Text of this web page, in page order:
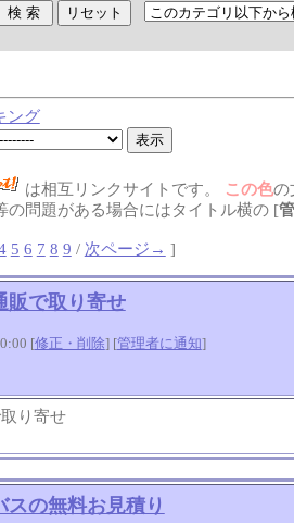
ング
は相互リンクサイトです。 この色の
問題がある場合にはタイトル横の [
5 6 7 8 9 / 次ページ→ ]
販で取り寄せ
[修正・削除] [管理者に通知]
り寄せ
の無料お見積り